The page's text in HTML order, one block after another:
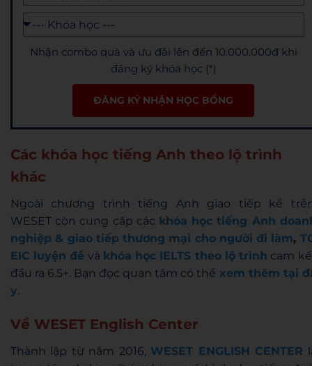
Nhận combo quà và ưu đãi lên đến 10.000.000đ khi
đăng ký khóa học (*)
ĐĂNG KÝ NHẬN HỌC BỔNG
Các khóa học tiếng Anh theo lộ trình
khác
Ngoài chương trình tiếng Anh giao tiếp kể
WESET còn cung cấp các khóa học tiếng Anh
nghiệp & giao tiếp thương mại cho người đi làm,
EIC luyện đề và khóa học IELTS theo lộ trình cam
đầu ra 6.5+. Bạn đọc quan tâm có thể xem thêm tại
y.
Về WESET English Center
Thành lập từ năm 2016, WESET ENGLISH CENTER